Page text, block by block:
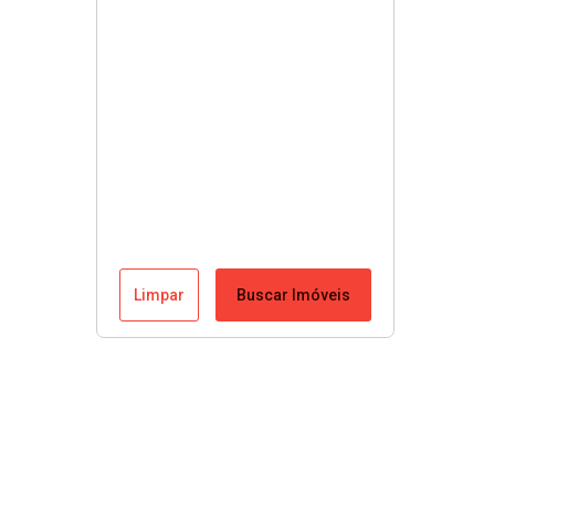
Limpar Buscar Imóveis